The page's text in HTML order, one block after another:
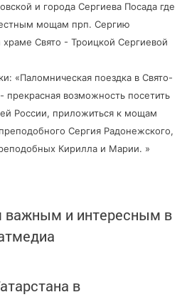
и города Сергиева Посада где
мощам прп. Сергию
Свято - Троицкой Сергиевой
«Паломническая поездка в Свято-
прекрасная возможность посетить
России, приложиться к мощам
Сергия Радонежского,
Кирилла и Марии. »
важным и интересным в
в